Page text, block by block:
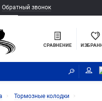
Обратный звонок
СРАВНЕНИЕ
Тормозные колодки